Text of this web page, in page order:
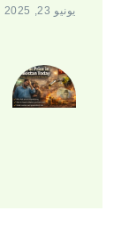
يونيو 23, 2025